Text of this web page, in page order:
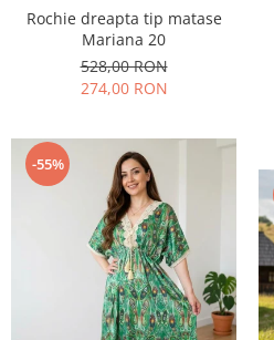
Rochie dreapta tip matase
Mariana 20
528,00 RON
274,00 RON
-55%